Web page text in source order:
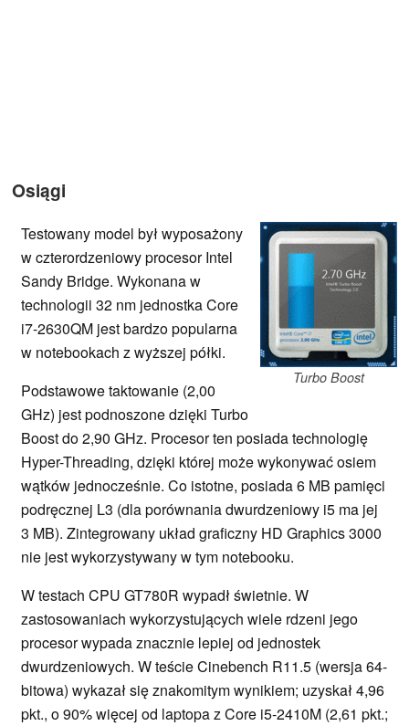
Osiągi
Turbo Boost
Testowany model był wyposażony
w czterordzeniowy procesor Intel
Sandy Bridge. Wykonana w
technologii 32 nm jednostka Core
i7-2630QM jest bardzo popularna
w notebookach z wyższej półki.
Podstawowe taktowanie (2,00
GHz) jest podnoszone dzięki Turbo
Boost do 2,90 GHz. Procesor ten posiada technologię
Hyper-Threading, dzięki której może wykonywać osiem
wątków jednocześnie. Co istotne, posiada 6 MB pamięci
podręcznej L3 (dla porównania dwurdzeniowy i5 ma jej
3 MB). Zintegrowany układ graficzny HD Graphics 3000
nie jest wykorzystywany w tym notebooku.
W testach CPU GT780R wypadł świetnie. W
zastosowaniach wykorzystujących wiele rdzeni jego
procesor wypada znacznie lepiej od jednostek
dwurdzeniowych. W teście Cinebench R11.5 (wersja 64-
bitowa) wykazał się znakomitym wynikiem; uzyskał 4,96
pkt., o 90% więcej od laptopa z Core i5-2410M (2,61 pkt.;